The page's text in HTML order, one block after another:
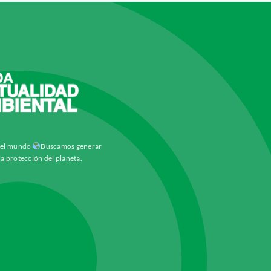
mundo
Buscamos generar
protección del planeta.